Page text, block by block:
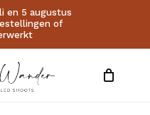
en 5 augustus
of
Filters